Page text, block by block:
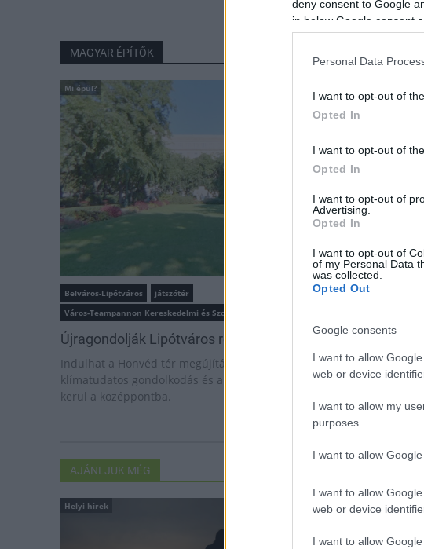
deny consent to Google
in below Google consent
Personal Data
I want to opt-out of
Opted In
I want to opt-out of
Opted In
I want to opt-out of
Advertising.
Opted In
I want to opt-out of
of my Personal Data
was collected.
Opted Out
Google consents
I want to allow
web or device
I want to allow my
purposes.
I want to allow
I want to allow
web or device
I want to allow
MAGYAR ÉPÍTŐK
Mi épül?
Belváros-Lipótváros
játszótér
Város-Teampannon Kereskedelmi és Szolgáltató Kft.
parkfelújítás
Újragondolják Lipótváros rejtett, zöld parkját
Indulhat a Honvéd tér megújításának tervezése, ahol a
klímatudatos gondolkodás és a helyi identitás erősítése
kerül a középpontba.
AJÁNLJUK MÉG
Helyi hírek